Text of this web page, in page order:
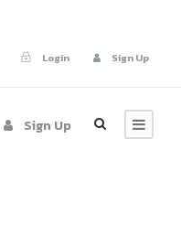
Login
Sign Up
Sign Up